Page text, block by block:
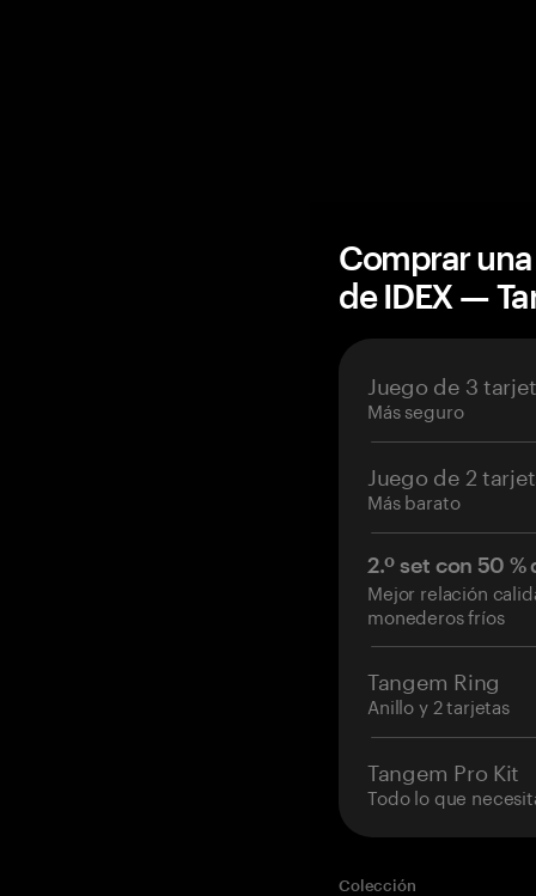
Comprar
de IDEX —
Juego de 3
Más seguro
Juego de 2
Más barato
2.º set con 50
Mejor relación
monederos fríos
Tangem Ring
Anillo y 2 tarjetas
Tangem Pro Kit
Todo lo que
Colección